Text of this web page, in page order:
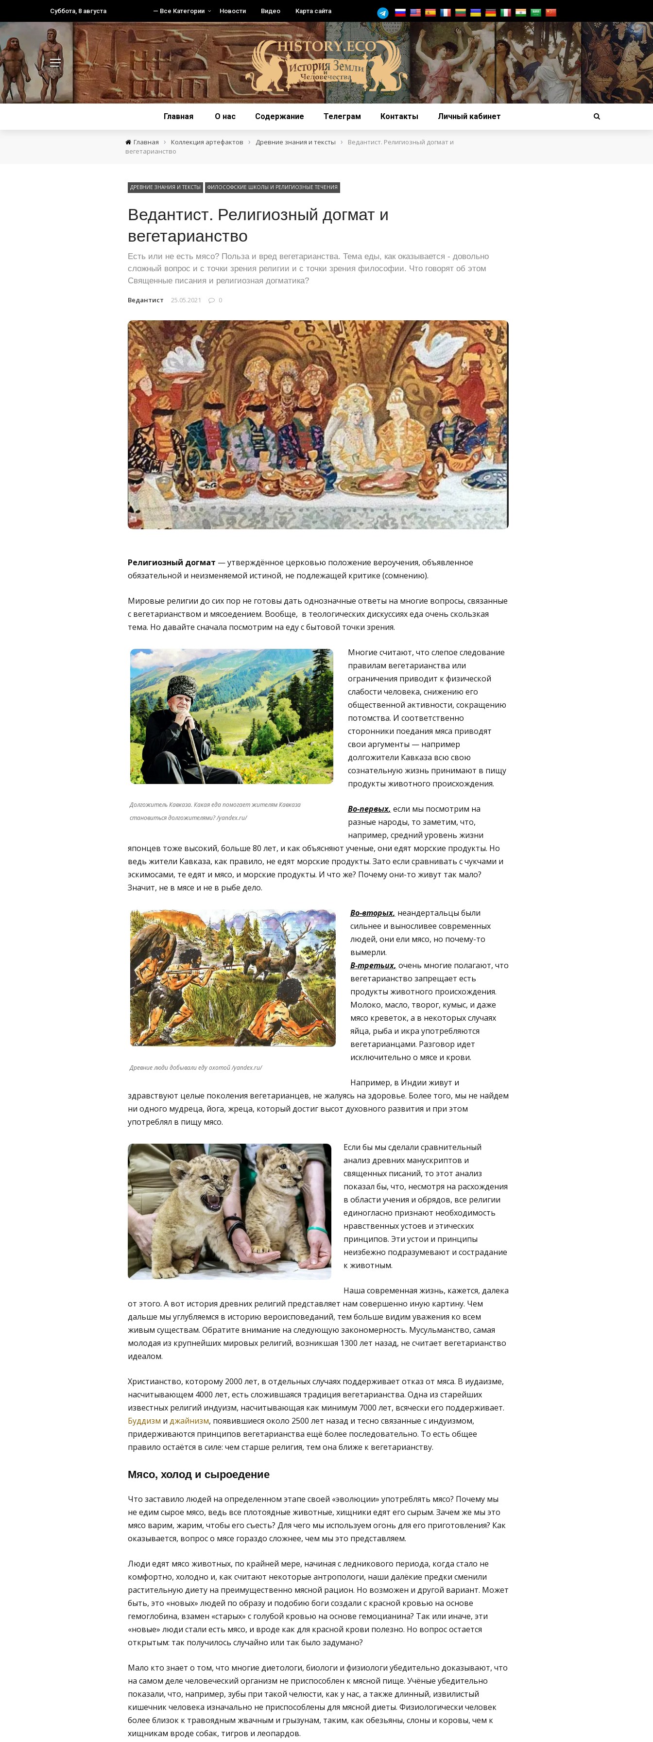
Суббота, 8 августа — Все Категории Новости Видео Карта сайта
Главная О нас Содержание Телеграм Контакты Личный кабинет
Главная › Коллекция артефактов › Древние знания и тексты ›
Ведантист. Религиозный догмат и
вегетарианство
ДРЕВНИЕ ЗНАНИЯ И ТЕКСТЫ ФИЛОСОФСКИЕ ШКОЛЫ И РЕЛИГИОЗНЫЕ ТЕЧЕНИЯ
Ведантист. Религиозный догмат и
вегетарианство
Есть или не есть мясо? Польза и вред вегетарианства. Тема еды, как оказывается - довольно
сложный вопрос и с точки зрения религии и с точки зрения философии. Что говорят об этом
Священные писания и религиозная догматика?
Ведантист 25.05.2021 0
Религиозный догмат — утверждённое церковью положение вероучения, объявленное
обязательной и неизменяемой истиной, не подлежащей критике (сомнению).
Мировые религии до сих пор не готовы дать однозначные ответы на многие вопросы, связанные
с вегетарианством и мясоедением. Вообще, в теологических дискуссиях еда очень скользкая
тема. Но давайте сначала посмотрим на еду с бытовой точки зрения.
Долгожитель Кавказа. Какая еда помогает жителям Кавказа
становиться долгожителями? /yandex.ru/
Многие считают, что слепое следование
правилам вегетарианства или
ограничения приводит к физической
слабости человека, снижению его
общественной активности, сокращению
потомства. И соответственно
сторонники поедания мяса приводят
свои аргументы — например
долгожители Кавказа всю свою
сознательную жизнь принимают в пищу
продукты животного происхождения.
Во-первых, если мы посмотрим на
разные народы, то заметим, что,
например, средний уровень жизни
японцев тоже высокий, больше 80 лет, и как объясняют ученые, они едят морские продукты. Но
ведь жители Кавказа, как правило, не едят морские продукты. Зато если сравнивать с чукчами и
эскимосами, те едят и мясо, и морские продукты. И что же? Почему они-то живут так мало?
Значит, не в мясе и не в рыбе дело.
Древние люди добывали еду охотой /yandex.ru/
Во-вторых, неандертальцы были
сильнее и выносливее современных
людей, они ели мясо, но почему-то
вымерли.
В-третьих, очень многие полагают, что
вегетарианство запрещает есть
продукты животного происхождения.
Молоко, масло, творог, кумыс, и даже
мясо креветок, а в некоторых случаях
яйца, рыба и икра употребляются
вегетарианцами. Разговор идет
исключительно о мясе и крови.
Например, в Индии живут и
здравствуют целые поколения вегетарианцев, не жалуясь на здоровье. Более того, мы не найдем
ни одного мудреца, йога, жреца, который достиг высот духовного развития и при этом
употреблял в пищу мясо.
Если бы мы сделали сравнительный
анализ древних манускриптов и
священных писаний, то этот анализ
показал бы, что, несмотря на расхождения
в области учения и обрядов, все религии
единогласно признают необходимость
нравственных устоев и этических
принципов. Эти устои и принципы
неизбежно подразумевают и сострадание
к животным.
Наша современная жизнь, кажется, далека
от этого. А вот история древних религий представляет нам совершенно иную картину. Чем
дальше мы углубляемся в историю вероисповеданий, тем больше видим уважения ко всем
живым существам. Обратите внимание на следующую закономерность. Мусульманство, самая
молодая из крупнейших мировых религий, возникшая 1300 лет назад, не считает вегетарианство
идеалом.
Христианство, которому 2000 лет, в отдельных случаях поддерживает отказ от мяса. В иудаизме,
насчитывающем 4000 лет, есть сложившаяся традиция вегетарианства. Одна из старейших
известных религий индуизм, насчитывающая как минимум 7000 лет, всячески его поддерживает.
Буддизм и джайнизм, появившиеся около 2500 лет назад и тесно связанные с индуизмом,
придерживаются принципов вегетарианства ещё более последовательно. То есть общее
правило остаётся в силе: чем старше религия, тем она ближе к вегетарианству.
Мясо, холод и сыроедение
Что заставило людей на определенном этапе своей «эволюции» употреблять мясо? Почему мы
не едим сырое мясо, ведь все плотоядные животные, хищники едят его сырым. Зачем же мы это
мясо варим, жарим, чтобы его съесть? Для чего мы используем огонь для его приготовления? Как
оказывается, вопрос о мясе гораздо сложнее, чем мы это представляем.
Люди едят мясо животных, по крайней мере, начиная с ледникового периода, когда стало не
комфортно, холодно и, как считают некоторые антропологи, наши далёкие предки сменили
растительную диету на преимущественно мясной рацион. Но возможен и другой вариант. Может
быть, это «новых» людей по образу и подобию боги создали с красной кровью на основе
гемоглобина, взамен «старых» с голубой кровью на основе гемоцианина? Так или иначе, эти
«новые» люди стали есть мясо, и вроде как для красной крови полезно. Но вопрос остается
открытым: так получилось случайно или так было задумано?
Мало кто знает о том, что многие диетологи, биологи и физиологи убедительно доказывают, что
на самом деле человеческий организм не приспособлен к мясной пище. Учёные убедительно
показали, что, например, зубы при такой челюсти, как у нас, а также длинный, извилистый
кишечник человека изначально не приспособлены для мясной диеты. Физиологически человек
более близок к травоядным жвачным и грызунам, таким, как обезьяны, слоны и коровы, чем к
хищникам вроде собак, тигров и леопардов.